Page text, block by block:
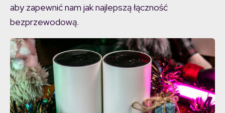
aby zapewnić nam jak najlepszą łączność
bezprzewodową.